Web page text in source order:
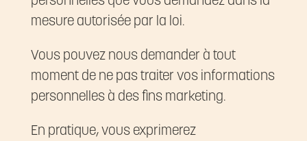
mesure autorisée par la loi.
Vous pouvez nous demander à tout
moment de ne pas traiter vos informations
personnelles à des fins marketing.
En pratique, vous exprimerez